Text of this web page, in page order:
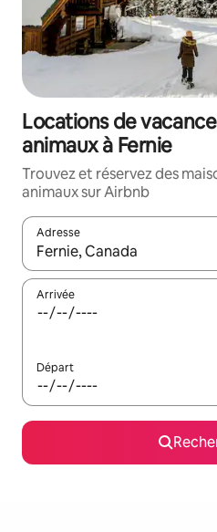
Locations de
animaux à Fernie
Trouvez et réservez des
animaux sur Airbnb
Adresse
Lorsque les résultats
Arrivée
Départ